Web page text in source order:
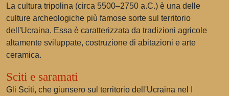
La cultura tripolina (circa 5500–2750 a.C.) è una delle
culture archeologiche più famose sorte sul territorio
dell'Ucraina. Essa è caratterizzata da tradizioni agricole
altamente sviluppate, costruzione di abitazioni e arte
ceramica.
Sciti e saramati
Gli Sciti, che giunsero sul territorio dell'Ucraina nel I